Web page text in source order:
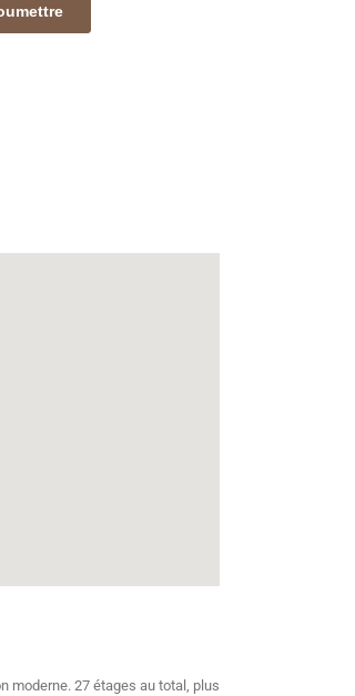
moderne. 27 étages au total, plus